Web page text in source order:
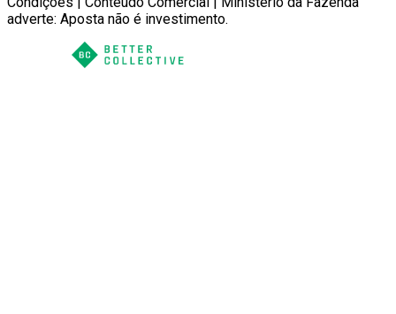
adverte: Aposta não é investimento.